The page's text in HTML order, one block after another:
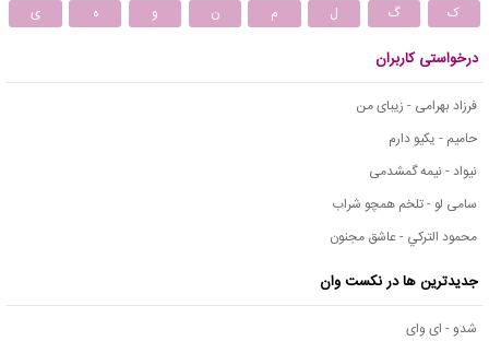
ک
گ ل م ن و ه ی
درخواستی کاربران
فرزاد بهرامی - زیبای من
حامیم - یکیو دارم
نیواد - نیمه گمشدمی
سامی لو - تلخم همچو شراب
محمود التركي - عاشق مجنون
جدیدترین ها در نکست وان
شدو - ای وای